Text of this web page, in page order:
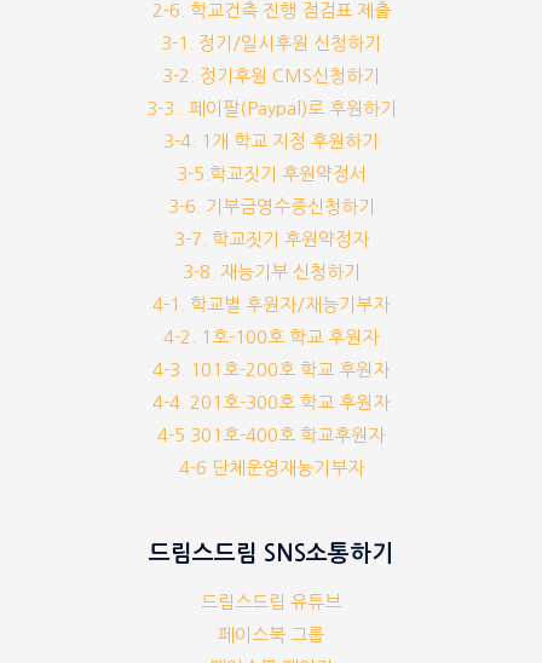
2-6. 학교건축 진행 점검표 제출
3-1. 정기/일시후원 신청하기
3-2. 정기후원 CMS신청하기
3-3.. 페이팔(Paypal)로 후원하기
3-4. 1개 학교 지정 후원하기
3-5.학교짓기 후원약정서
3-6. 기부금영수증신청하기
3-7. 학교짓기 후원약정자
3-8. 재능기부 신청하기
4-1. 학교별 후원자/재능기부자
4-2. 1호-100호 학교 후원자
4-3. 101호-200호 학교 후원자
4-4. 201호-300호 학교 후원자
4-5 301호-400호 학교후원자
4-6 단체운영재능기부자
드림스드림 SNS소통하기
드림스드림 유튜브
페이스북 그룹